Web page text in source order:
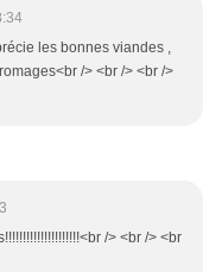
les bonnes viandes ,
/> <br /> <br />
/> <br /> <br